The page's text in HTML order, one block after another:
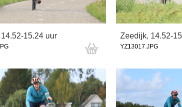
15.24 uur Zeedijk, 14.52-
YZ13017.JPG